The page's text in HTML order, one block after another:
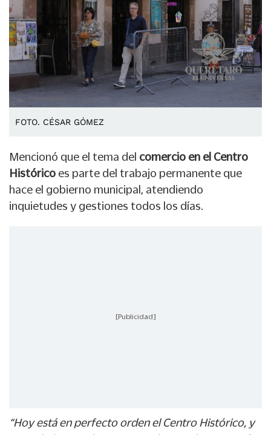
FOTO. CÉSAR GÓMEZ
Mencionó que el tema del comercio en el Centro
Histórico es parte del trabajo permanente que
hace el gobierno municipal, atendiendo
inquietudes y gestiones todos los días.
[Publicidad]
“Hoy está en perfecto orden el Centro Histórico, y